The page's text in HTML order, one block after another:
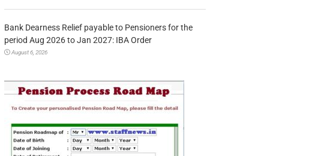
Bank Dearness Relief payable to Pensioners for the
period Aug 2026 to Jan 2027: IBA Order
August 6, 2026